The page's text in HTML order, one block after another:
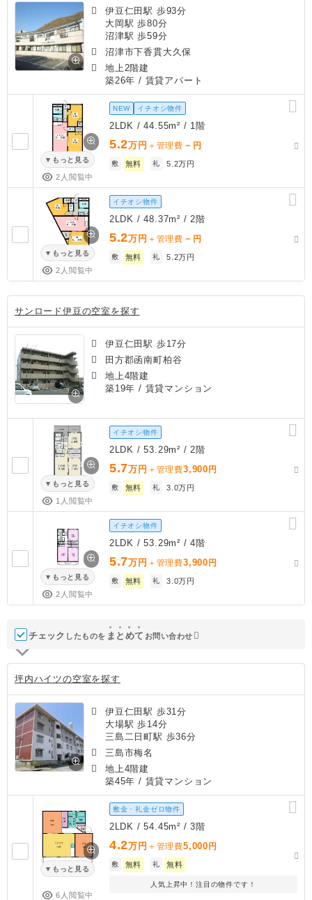
伊豆仁田駅 歩93分
大岡駅 歩80分
沼津駅 歩59分
沼津市下香貫大久保
地上2階建
築26年 / 賃貸アパート
もっと見る
2人閲覧中
NEW イチオシ物件
2LDK / 44.55m² / 1階
5.2万円 ＋管理費 － 円
敷 無料 礼 5.2万円
もっと見る
2人閲覧中
イチオシ物件
2LDK / 48.37m² / 2階
5.2万円 ＋管理費 － 円
敷 無料 礼 5.2万円
サンロード伊豆の空室を探す
伊豆仁田駅 歩17分
田方郡函南町柏谷
地上4階建
築19年 / 賃貸マンション
もっと見る
1人閲覧中
イチオシ物件
2LDK / 53.29m² / 2階
5.7万円 ＋管理費3,900 円
敷 無料 礼 3.0万円
もっと見る
2人閲覧中
イチオシ物件
2LDK / 53.29m² / 4階
5.7万円 ＋管理費3,900 円
敷 無料 礼 3.0万円
チェック したものを ま と めて お問い合わせ
坪内ハイツの空室を探す
伊豆仁田駅 歩31分
大場駅 歩14分
三島二日町駅 歩36分
三島市梅名
地上4階建
築45年 / 賃貸マンション
もっと見る
6人閲覧中
敷金・礼金ゼロ物件
2LDK / 54.45m² / 3階
4.2万円 ＋管理費5,000 円
敷 無料 礼 無料
人気上昇中！注目の物件です！